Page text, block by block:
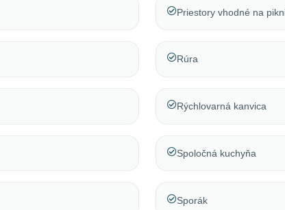
Priestory vhodné na
Rúra
Rýchlovarná kanvica
Spoločná kuchyňa
Sporák